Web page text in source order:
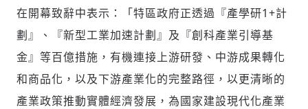
在開幕致辭中表示：「特區政府正透過『產學研1+計
劃』、『新型工業加速計劃』及『創科產業引導基
金』等百億措施，有機連接上游研發、中游成果轉化
和商品化，以及下游產業化的完整路徑，以更清晰的
產業政策推動實體經濟發展，為國家建設現代化產業